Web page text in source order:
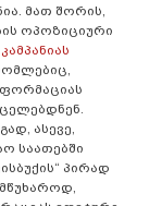
მათ შორის,
ოპოზიციური
ასევე,
საათებში
პირად